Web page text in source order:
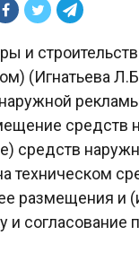
и
(Игнатьева
средств
средств
техническом
размещения и
и